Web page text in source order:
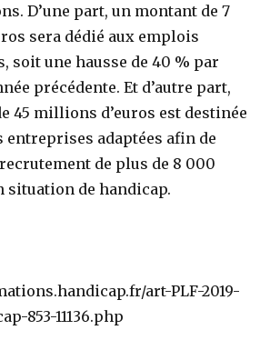
D’une part, un montant de 7
sera dédié aux emplois
soit une hausse de 40 % par
précédente. Et d’autre part,
45 millions d’euros est destinée
entreprises adaptées afin de
de plus de 8 000
situation de handicap.
art-PLF-2019-
853-11136.php